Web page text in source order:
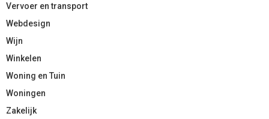
Vervoer en transport
Webdesign
Wijn
Winkelen
Woning en Tuin
Woningen
Zakelijk